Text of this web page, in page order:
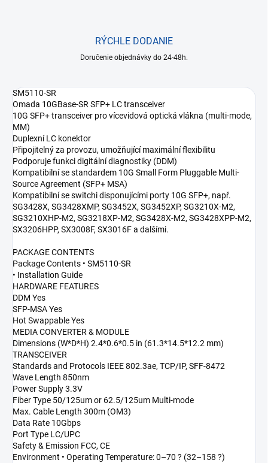
RÝCHLE DODANIE
Doručenie objednávky do 24-48h.
SM5110-SR
Omada 10GBase-SR SFP+ LC transceiver
10G SFP+ transceiver pro vícevidová optická vlákna (multi-mode,
MM)
Duplexní LC konektor
Připojitelný za provozu, umožňující maximální flexibilitu
Podporuje funkci digitální diagnostiky (DDM)
Kompatibilní se standardem 10G Small Form Pluggable Multi-
Source Agreement (SFP+ MSA)
Kompatibilní se switchi disponujícími porty 10G SFP+, např.
SG3428X, SG3428XMP, SG3452X, SG3452XP, SG3210X-M2,
SG3210XHP-M2, SG3218XP-M2, SG3428X-M2, SG3428XPP-M2,
SX3206HPP, SX3008F, SX3016F a dalšími.
PACKAGE CONTENTS
Package Contents • SM5110-SR
• Installation Guide
HARDWARE FEATURES
DDM Yes
SFP-MSA Yes
Hot Swappable Yes
MEDIA CONVERTER & MODULE
Dimensions (W*D*H) 2.4*0.6*0.5 in (61.3*14.5*12.2 mm)
TRANSCEIVER
Standards and Protocols IEEE 802.3ae, TCP/IP, SFF-8472
Wave Length 850nm
Power Supply 3.3V
Fiber Type 50/125um or 62.5/125um Multi-mode
Max. Cable Length 300m (OM3)
Data Rate 10Gbps
Port Type LC/UPC
Safety & Emission FCC, CE
Environment • Operating Temperature: 0–70 ? (32–158 ?)